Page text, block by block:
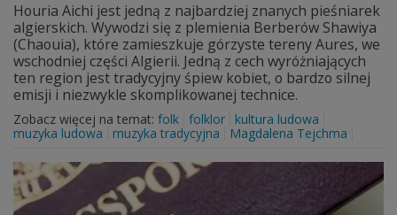
Houria Aichi jest jedną z najbardziej znanych pieśniarek
algierskich. Wywodzi się z plemienia Berberów Shawiya
(Chaouia), które zamieszkuje górzyste tereny Aures, we
wschodniej części Algierii. Jedną z cech wyróżniających
ten region jest tradycyjny śpiew kobiet, o bardzo silnej
emisji i niezwykle skomplikowanej technice.
Zobacz więcej na temat: folk folklor
kultura ludowa
muzyka ludowa
muzyka tradycyjna Magdalena Tejchma